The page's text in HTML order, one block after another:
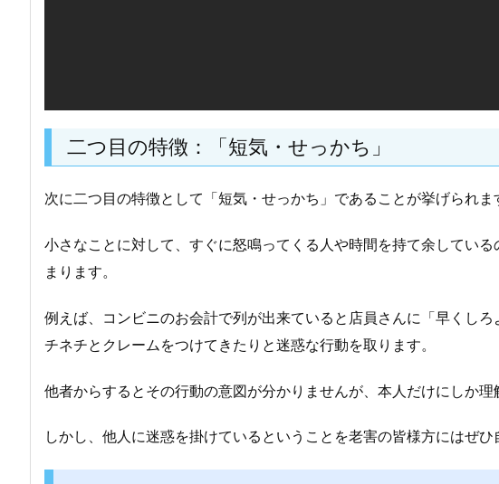
二つ目の特徴：「短気・せっかち」
次に二つ目の特徴として「短気・せっかち」であることが挙げられま
小さなことに対して、すぐに怒鳴ってくる人や時間を持て余してい
まります。
例えば、コンビニのお会計で列が出来ていると店員さんに「早くし
チネチとクレームをつけてきたりと迷惑な行動を取ります。
他者からするとその行動の意図が分かりませんが、本人だけにしか理
しかし、他人に迷惑を掛けているということを老害の皆様方にはぜひ